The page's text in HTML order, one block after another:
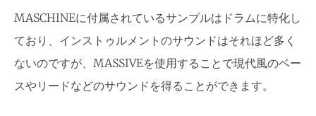
MASCHINEに付属されているサンプルはドラムに特化し
ており、インストゥルメントのサウンドはそれほど多く
ないのですが、MASSIVEを使用することで現代風のベー
スやリードなどのサウンドを得ることができます。